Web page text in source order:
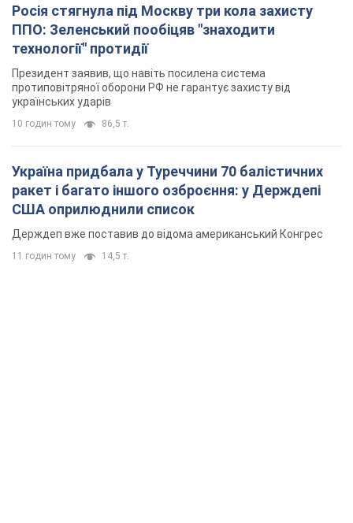
Росія стягнула під Москву три кола захисту
ППО: Зеленський пообіцяв "знаходити
технології" протидії
Президент заявив, що навіть посилена система
протиповітряної оборони РФ не гарантує захисту від
українських ударів
10 годин тому 86,5 т.
Україна придбала у Туреччини 70 балістичних
ракет і багато іншого озброєння: у Держдепі
США оприлюднили список
Держдеп вже поставив до відома американський Конгрес
11 годин тому 14,5 т.